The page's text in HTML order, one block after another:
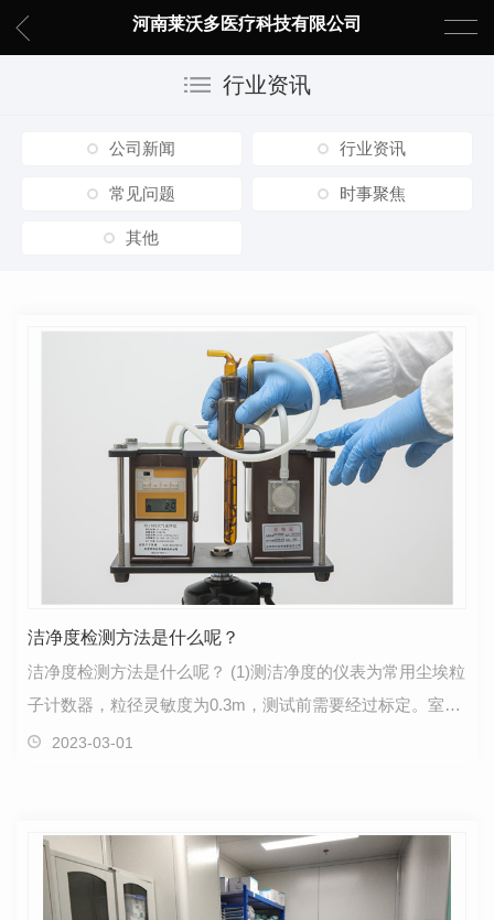
河南莱沃多医疗科技有限公司
行业资讯
公司新闻 行业资讯
常见问题 时事聚焦
其他
洁净度检测方法是什么呢？
洁净度检测方法是什么呢？ (1)测洁净度的仪表为常用尘埃粒
子计数器，粒径灵敏度为0.3m，测试前需要经过标定。室内
测定人员不应超过3名，测定时人员需要站在采…
2023-03-01